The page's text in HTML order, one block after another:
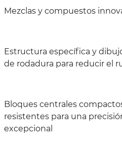
Mezclas y compuestos
Estructura específica y
de rodadura para reducir el
Bloques centrales
resistentes para una
excepcional